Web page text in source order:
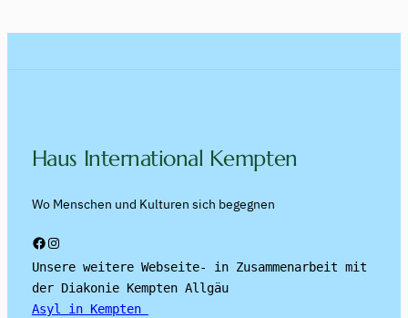
Haus International Kempten
Wo Menschen und Kulturen sich begegnen
Facebook Instagram
Unsere weitere Webseite- in Zusammenarbeit mit
der Diakonie Kempten Allgäu
Asyl in Kempten